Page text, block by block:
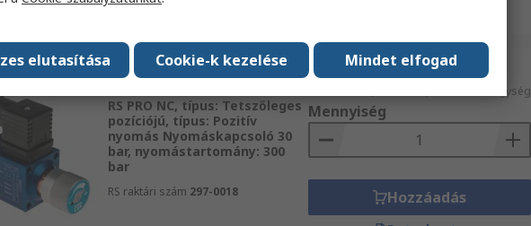
Raktáron
RS PRO NC, típus: Tetszőleges
pozíciójú, típus: Pozitív
nyomás Nyomáskapcsoló 30
bar, nyomástartomány: 300
bar
RS raktári szám 297-0018
Részösszeg (1 egység)
67 838 Ft/egység
Mennyiség
Hozzáadás
Mindet elfogad
Cookie-k kezelése
elutasítása